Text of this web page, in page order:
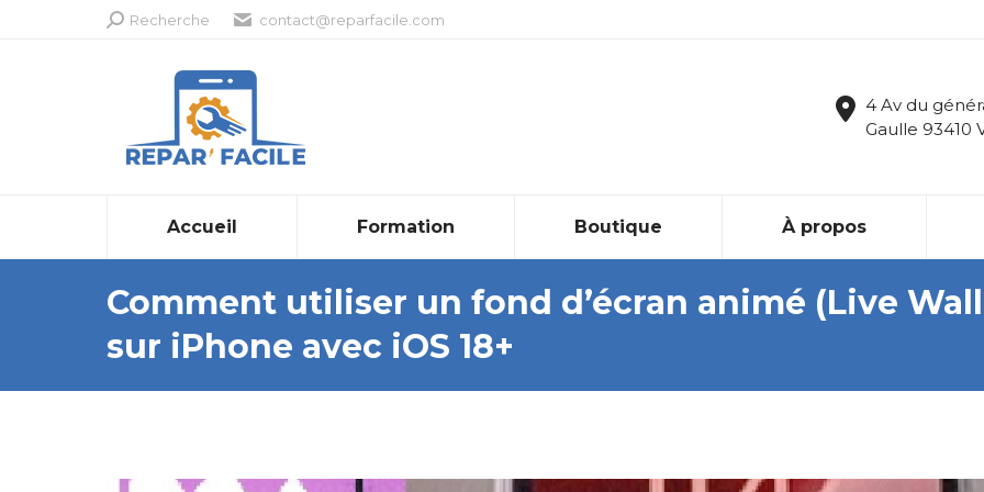
Recherche
Recherche contact@reparfacile.com
4 Av du
Gaulle 93410
Accueil Formation Boutique À propos
Comment utiliser un fond d’écran animé (Live
sur iPhone avec iOS 18+